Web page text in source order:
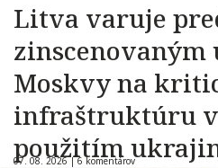
Litva varuje
zinscenovaným
Moskvy na
infraštruktúru
použitím
07. 08. 2026 |6 komentárov